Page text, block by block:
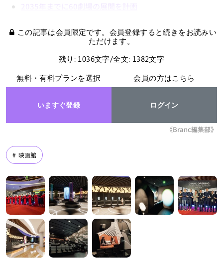
2035年までに60劇場の展開を計画
この記事は会員限定です。会員登録すると続きをお読みい
ただけます。
残り: 1036文字/全文: 1382文字
無料・有料プランを選択
いますぐ登録
会員の方はこちら
ログイン
《Branc編集部》
映画館